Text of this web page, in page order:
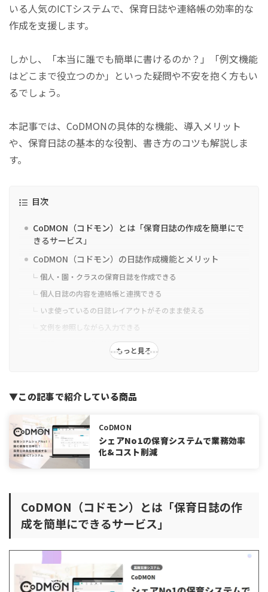
いる人気のICTシステムで、保育日誌や連絡帳の効率的な
作成を支援します。
しかし、「本当に誰でも簡単に書けるのか？」「例文機能
はどこまで役立つのか」といった疑問や不安を抱く方もい
るでしょう。
本記事では、CoDMONの具体的な機能、導入メリット
や、保育日誌の基本的な役割、書き方のコツも解説しま
す。
目次
もっと見る
CoDMON（コドモン）とは「保育日誌の作成を簡単にで
きるサービス」
CoDMON（コドモン）の日誌作成機能とメリット
個人・園・クラスの保育日誌を作成できる
個人日誌の内容を連絡帳と連携できる
いま使っているの日誌レイアウトがそのまま使える
文例を参照しながら入力できる
承認フローで事務手続きが効率化
日誌作成に役立つ、CoDMON（コドモン）のその他機能
午睡チェックを確実に実施できる
CoDMON（コドモン）の日誌の書き方
園(施設)日誌の作成方法
クラス日誌の作成方法
個人日誌の作成方法
保育日誌記入時の注意点
例文をいくつか作成しておく
5W1Hを押さえ、具体的に記入する
名前や個人情報の扱いに注意
簡潔に、要点を押さえて書く
▼この記事で紹介している商品
CoDMON
シェアNo1の保育システムで業務効率
化&コスト削減
CoDMON（コドモン）とは「保育日誌の作
成を簡単にできるサービス」